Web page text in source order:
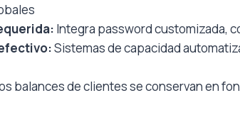
Integra password customizada,
Sistemas de capacidad
balances de clientes se conservan en